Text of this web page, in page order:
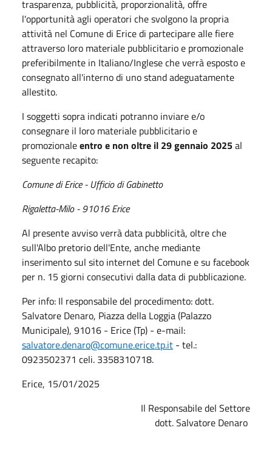
trasparenza, pubblicità, proporzionalità, offre
l'opportunità agli operatori che svolgono la propria
attività nel Comune di Erice di partecipare alle fiere
attraverso loro materiale pubblicitario e promozionale
preferibilmente in Italiano/Inglese che verrà esposto e
consegnato all'interno di uno stand adeguatamente
allestito.
I soggetti sopra indicati potranno inviare e/o
consegnare il loro materiale pubblicitario e
promozionaleentro e non oltre il 29 gennaio 2025al
seguente recapito:
Comune di Erice - Ufficio di Gabinetto
Rigaletta-Milo - 91016 Erice
Al presente avviso verrà data pubblicità, oltre che
sull'Albo pretorio dell'Ente, anche mediante
inserimento sul sito internet del Comune e su facebook
per n. 15 giorni consecutivi dalla data di pubblicazione.
Per info: Il responsabile del procedimento: dott.
Salvatore Denaro, Piazza della Loggia (Palazzo
Municipale), 91016 - Erice (Tp) - e-mail:
salvatore.denaro@comune.erice.tp.it - tel.:
0923502371 celi. 3358310718.
Erice, 15/01/2025
Il Responsabile del Settore
dott. Salvatore Denaro